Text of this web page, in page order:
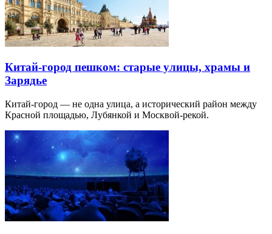
Китай-город пешком: старые улицы, храмы и
Зарядье
Китай-город — не одна улица, а исторический район между
Красной площадью, Лубянкой и Москвой-рекой.